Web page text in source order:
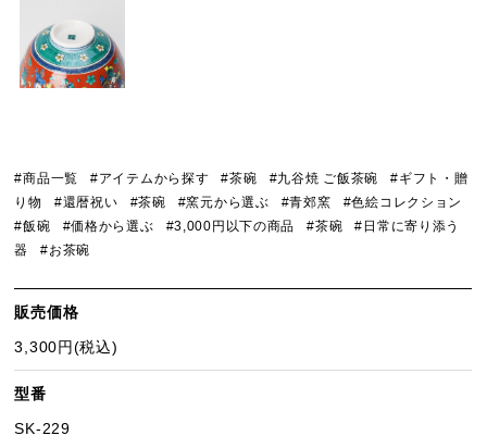
#商品一覧 #アイテムから探す #茶碗 #九谷焼 ご飯茶碗
#ギフト・贈
り物
#還暦祝い #茶碗 #窯元から選ぶ #青郊窯
#色絵コレクション
#飯碗
#価格から選ぶ #3,000円以下の商品 #茶碗
#日常に寄り添う
器
#お茶碗
販売価格
3,300円(税込)
型番
SK-229